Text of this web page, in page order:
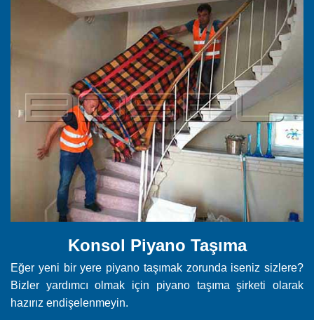
Konsol Piyano Taşıma
Eğer yeni bir yere piyano taşımak zorunda iseniz sizlere?
Bizler yardımcı olmak için piyano taşıma şirketi olarak
hazırız endişelenmeyin.